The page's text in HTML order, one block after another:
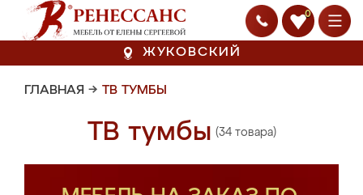
0
ЖУКОВСКИЙ
ГЛАВНАЯ → ТВ ТУМБЫ
ТВ тумбы (34 товара)